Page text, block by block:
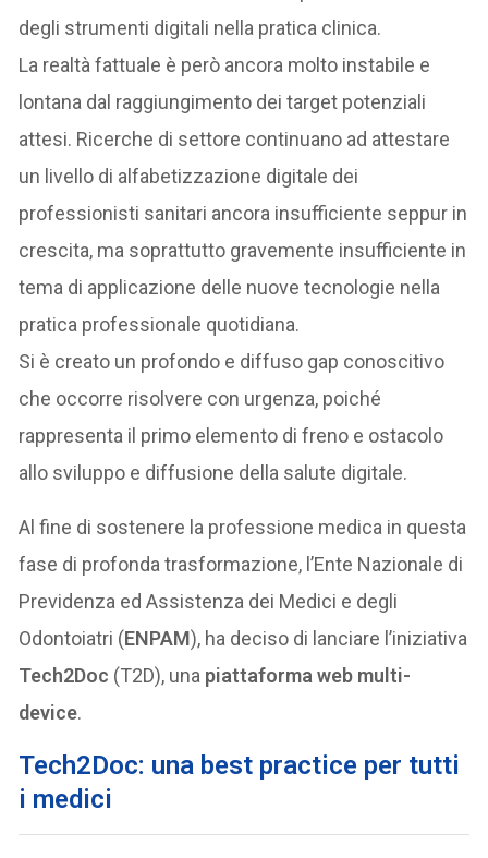
degli strumenti digitali nella pratica clinica.
La realtà fattuale è però ancora molto instabile e
lontana dal raggiungimento dei target potenziali
attesi. Ricerche di settore continuano ad attestare
un livello di alfabetizzazione digitale dei
professionisti sanitari ancora insufficiente seppur in
crescita, ma soprattutto gravemente insufficiente in
tema di applicazione delle nuove tecnologie nella
pratica professionale quotidiana.
Si è creato un profondo e diffuso gap conoscitivo
che occorre risolvere con urgenza, poiché
rappresenta il primo elemento di freno e ostacolo
allo sviluppo e diffusione della salute digitale.
Al fine di sostenere la professione medica in questa
fase di profonda trasformazione, l’Ente Nazionale di
Previdenza ed Assistenza dei Medici e degli
Odontoiatri (ENPAM), ha deciso di lanciare l’iniziativa
Tech2Doc (T2D), una piattaforma web multi-
device.
Tech2Doc: una best practice per tutti
i medici